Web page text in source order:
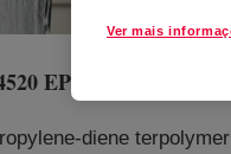
EPDM
diene
Ver mais